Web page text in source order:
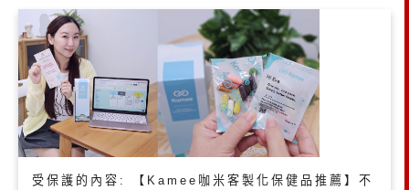
受保護的內容: 【Kamee咖米客製化保健品推薦】不